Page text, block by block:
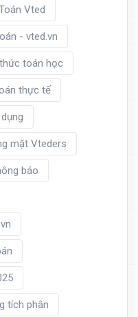
Vted
- vted.vn
toán học
thực tế
mặt Vteders
báo
tích phân